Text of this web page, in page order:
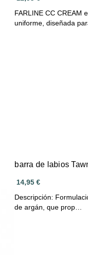
FARLINE CC CREAM
uniforme, diseñada
barra de labios
14,95 €
Descripción: Formulación con manteca de karité, manteca de monoi y aceite
de argán, que prop…